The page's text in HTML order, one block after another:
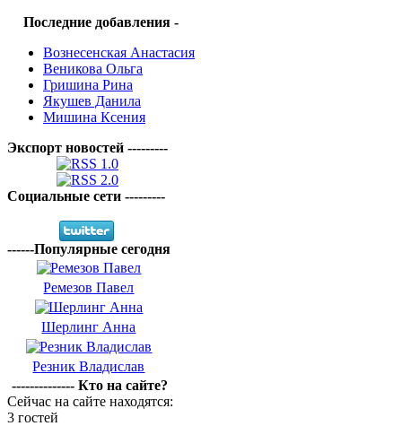
Последние добавления -
Вознесенская Анастасия
Веникова Ольга
Гришина Рина
Якушев Данила
Мишина Ксения
Экспорт новостей ---------
Социальные сети ---------
------Популярные сегодня
Ремезов Павел
Шерлинг Анна
Резник Владислав
-------------- Кто на сайте?
Сейчас на сайте находятся:
3 гостей